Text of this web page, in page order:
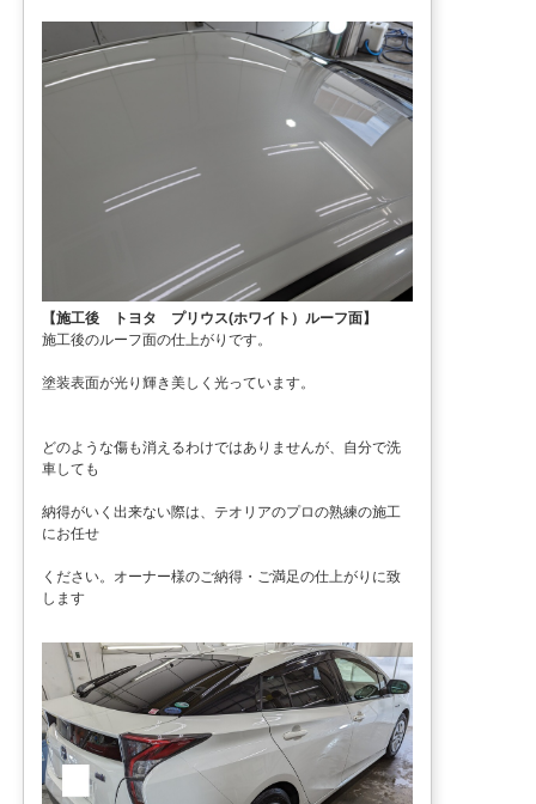
【施工後 トヨタ プリウス(ホワイト）ルーフ面】
施工後のルーフ面の仕上がりです。
塗装表面が光り輝き美しく光っています。
どのような傷も消えるわけではありませんが、自分で洗
車しても
納得がいく出来ない際は、テオリアのプロの熟練の施工
にお任せ
ください。オーナー様のご納得・ご満足の仕上がりに致
します